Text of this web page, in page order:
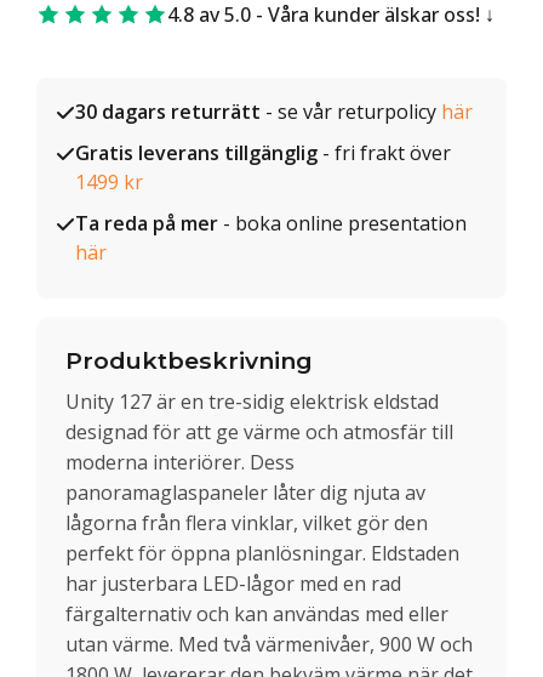
4.8 av 5.0 - Våra kunder älskar oss!
30 dagars returrätt - se vår returpolicy här
Gratis leverans tillgänglig - fri frakt över
1499 kr
Ta reda på mer - boka online presentation
här
Produktbeskrivning
Unity 127 är en tre-sidig elektrisk eldstad
designad för att ge värme och atmosfär till
moderna interiörer. Dess
panoramaglaspaneler låter dig njuta av
lågorna från flera vinklar, vilket gör den
perfekt för öppna planlösningar. Eldstaden
har justerbara LED-lågor med en rad
färgalternativ och kan användas med eller
utan värme. Med två värmenivåer, 900 W och